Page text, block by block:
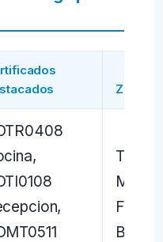
Zona